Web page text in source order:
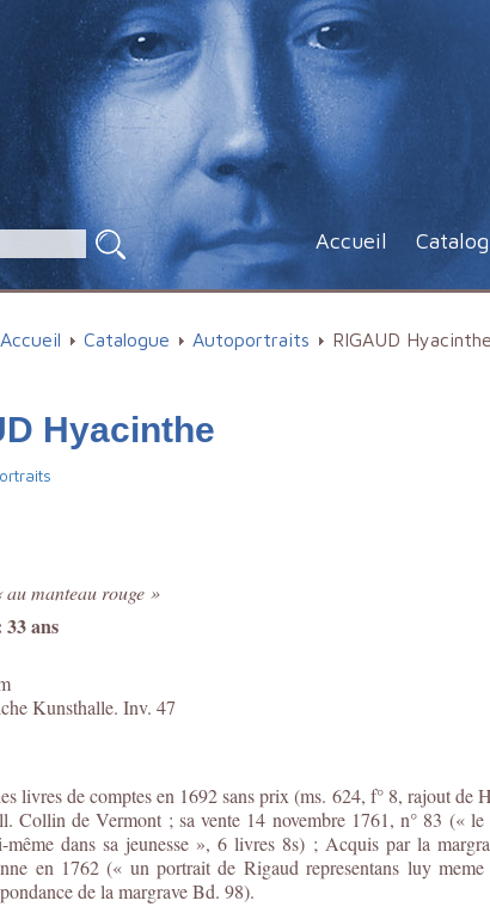
Accueil
Accueil Catalogue Autoportraits RIGAUD Hyacinthe
Hyacinthe
manteau rouge »
ans
Kunsthalle. Inv. 47
livres de comptes en 1692 sans prix (ms. 624, f° 8, rajout de
Collin de Vermont ; sa vente 14 novembre 1761, n° 83 («
dans sa jeunesse », 6 livres 8s) ; Acquis par la
en 1762 (« un portrait de Rigaud representans luy
de la margrave Bd. 98).